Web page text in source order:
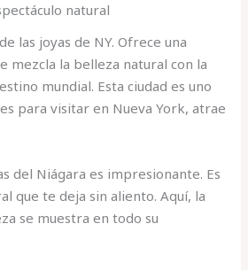
natural
las joyas de NY. Ofrece una
mezcla la belleza natural con la
mundial. Esta ciudad es uno
para visitar en Nueva York, atrae
del Niágara es impresionante. Es
que te deja sin aliento. Aquí, la
se muestra en todo su